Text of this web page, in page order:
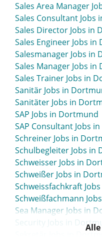
Sales Area Manager
Sales Consultant Jobs
Sales Director Jobs in
Sales Engineer Jobs
Salesmanager Jobs in
Sales Manager Jobs
Sales Trainer Jobs in
Sanitär Jobs in
Sanitäter Jobs in
SAP Jobs in Dortmund
SAP Consultant Jobs
Schreiner Jobs in
Schulbegleiter Jobs in
Schweisser Jobs in
Schweißer Jobs in
Schweissfachkraft
Schweißfachmann
Sea Manager Jobs in
Security Jobs in